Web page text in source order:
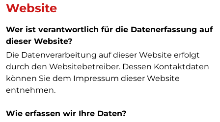
Website
Wer ist verantwortlich für die Datenerfassung auf
dieser Website?
Die Datenverarbeitung auf dieser Website erfolgt
durch den Websitebetreiber. Dessen Kontaktdaten
können Sie dem Impressum dieser Website
entnehmen.
Wie erfassen wir Ihre Daten?